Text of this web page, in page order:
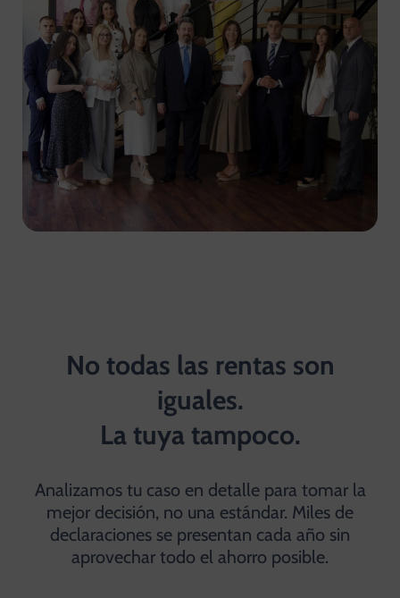
No todas las rentas son
iguales.
La tuya tampoco.
Analizamos tu caso en detalle para tomar la
mejor decisión, no una estándar. Miles de
declaraciones se presentan cada año sin
aprovechar todo el ahorro posible.